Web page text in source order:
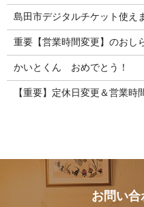
島田市デジタルチケット使え
重要【営業時間変更】のおし
かいとくん おめでとう！
【重要】定休日変更＆営業時
お問い